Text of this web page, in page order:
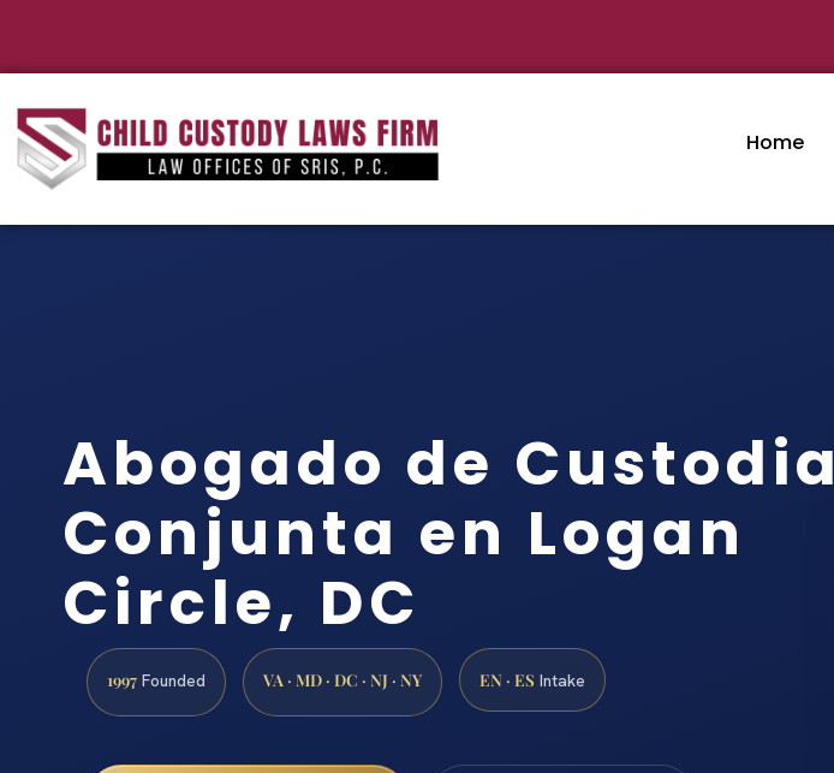
Home
Abogado de Custodia
Conjunta en Logan
Circle, DC
1997 Founded VA · MD · DC · NJ · NY EN · ES Intake